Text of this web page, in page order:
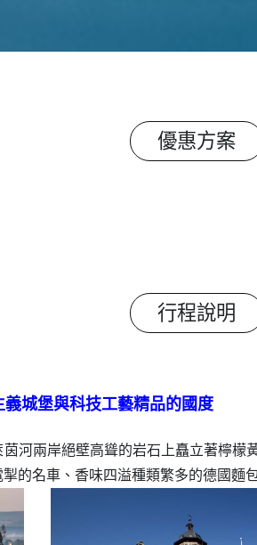
優惠方案
行程說明
城堡與科技工藝精品的國度
河兩岸絕壁高聳的岩石上矗立著檸
的名車、香味四溢種類繁多的德國